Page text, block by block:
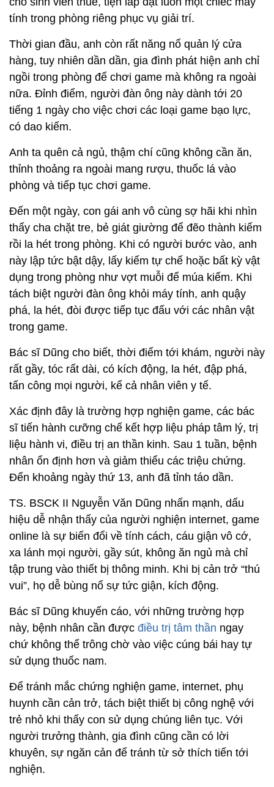
tiếng 1 ngày cho việc chơi các loại game bạo lực,
Anh ta quên cả ngủ, thậm chí cũng không cần ăn,
thỉnh thoảng ra ngoài mang rượu, thuốc lá vào
phòng và tiếp tục chơi game.
Đến một ngày, con gái anh vô cùng sợ hãi khi nhìn
rồi la hét trong phòng. Khi có người bước vào, anh
này lập tức bật dậy, lấy kiếm tự chế hoặc bất kỳ vật
dụng trong phòng như vợt muỗi để múa kiếm. Khi
phá, la hét, đòi được tiếp tục đấu với các nhân vật
trong game.
Bác sĩ Dũng cho biết, thời điểm tới khám, người này
rất gầy, tóc rất dài, có kích động, la hét, đập phá,
tấn công mọi người, kể cả nhân viên y tế.
Xác định đây là trường hợp nghiện game, các bác
sĩ tiến hành cưỡng chế kết hợp liệu pháp tâm lý, trị
liệu hành vi, điều trị an thần kinh. Sau 1 tuần, bệnh
nhân ổn định hơn và giảm thiểu các triệu chứng.
Đến khoảng ngày thứ 13, anh đã tỉnh táo dần.
TS. BSCK II Nguyễn Văn Dũng nhấn mạnh, dấu
hiệu dễ nhận thấy của người nghiện internet, game
online là sự biến đổi về tính cách, cáu giận vô cớ,
xa lánh mọi người, gầy sút, không ăn ngủ mà chỉ
tập trung vào thiết bị thông minh. Khi bị cản trở “thú
vui”, họ dễ bùng nổ sự tức giận, kích động.
Bác sĩ Dũng khuyến cáo, với những trường hợp
này, bệnh nhân cần đượcđiều trị tâm thầnngay
chứ không thể trông chờ vào việc cúng bái hay tự
sử dụng thuốc nam.
Để tránh mắc chứng nghiện game, internet, phụ
huynh cần cản trở, tách biệt thiết bị công nghệ với
trẻ nhỏ khi thấy con sử dụng chúng liên tục. Với
người trưởng thành, gia đình cũng cần có lời
khuyên, sự ngăn cản để tránh từ sở thích tiến tới
Thông thường, thời gian sử dụng internet chỉ nên từ
45 đến 60 phút liên tục. Sau đó, cần nghỉ ngơi để
cơ thể điều hòa trước khi tiếp tục truy cập. Một
ngày, bạn không nên vượt quá 5 đến 7 tiếng cho
việc dùng thiết bị công nghệ. Trong 1 tuần, không